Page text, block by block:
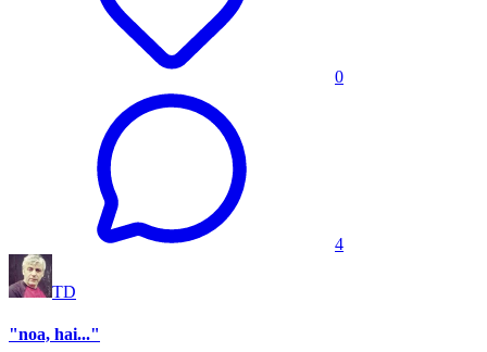
0
4
TD
"noa, hai..."